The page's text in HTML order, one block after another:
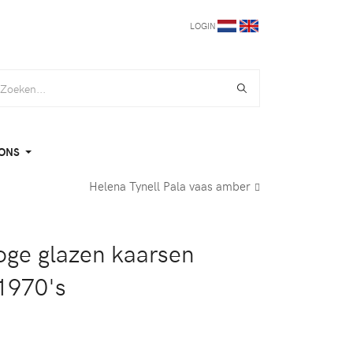
LOGIN
Helena Tynell Pala vaas amber
glazen kaarsen